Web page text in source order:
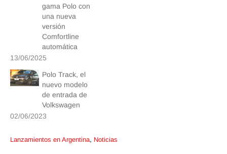
gama Polo con
una nueva
versión
Comfortline
automática
13/06/2025
Polo Track, el
nuevo modelo
de entrada de
Volkswagen
02/06/2023
Lanzamientos en Argentina, Noticias